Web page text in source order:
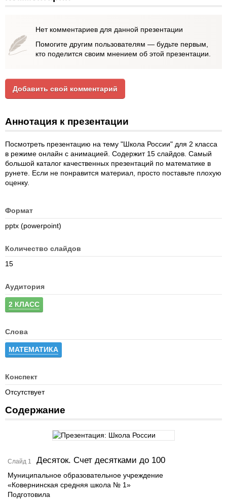
Нет комментариев для данной презентации
Помогите другим пользователям — будьте первым,
кто поделится своим мнением об этой презентации.
Добавить свой комментарий
Аннотация к презентации
Посмотреть презентацию на тему "Школа России" для 2 класса
в режиме онлайн с анимацией. Содержит 15 слайдов. Самый
большой каталог качественных презентаций по математике в
рунете. Если не понравится материал, просто поставьте плохую
оценку.
Формат
pptx (powerpoint)
Количество слайдов
15
Аудитория
2 КЛАСС
Слова
МАТЕМАТИКА
Конспект
Отсутствует
Содержание
Слайд 1 Десяток. Счет десятками до 100
Муниципальное образовательное учреждение
«Ковернинская средняя школа № 1»
Подготовила